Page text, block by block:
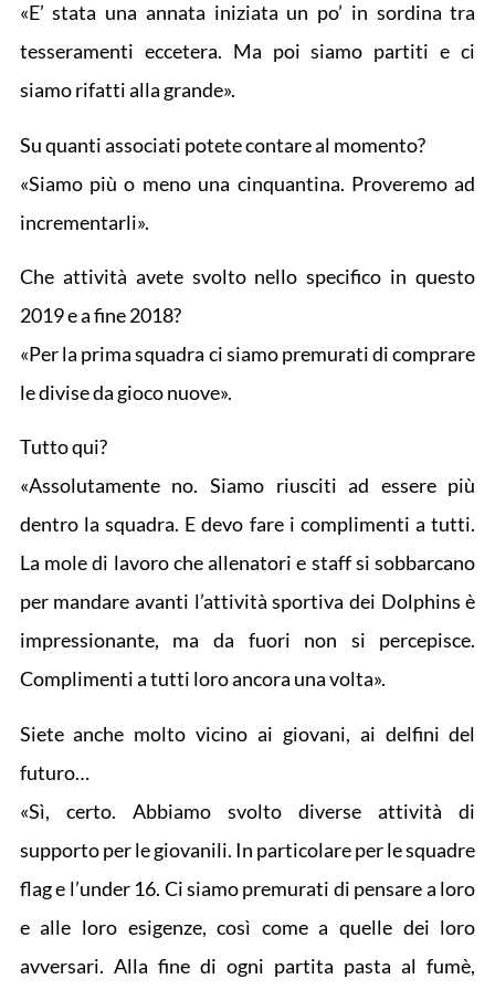
«E’ stata una annata iniziata un po’ in sordina tra
tesseramenti eccetera. Ma poi siamo partiti e ci
siamo rifatti alla grande».
Su quanti associati potete contare al momento?
«Siamo più o meno una cinquantina. Proveremo ad
incrementarli».
Che attività avete svolto nello specifico in questo
2019 e a fine 2018?
«Per la prima squadra ci siamo premurati di comprare
le divise da gioco nuove».
Tutto qui?
«Assolutamente no. Siamo riusciti ad essere più
dentro la squadra. E devo fare i complimenti a tutti.
La mole di lavoro che allenatori e staff si sobbarcano
per mandare avanti l’attività sportiva dei Dolphins è
impressionante, ma da fuori non si percepisce.
Complimenti a tutti loro ancora una volta».
Siete anche molto vicino ai giovani, ai delfini del
futuro…
«Sì, certo. Abbiamo svolto diverse attività di
supporto per le giovanili. In particolare per le squadre
flag e l’under 16. Ci siamo premurati di pensare a loro
e alle loro esigenze, così come a quelle dei loro
avversari. Alla fine di ogni partita pasta al fumè,